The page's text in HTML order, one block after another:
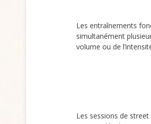
Les entraînements
simultanément
volume ou de
Les sessions de